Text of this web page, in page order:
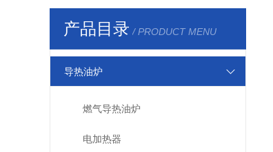
产品目录 / PRODUCT MENU
导热油炉
燃气导热油炉
电加热器